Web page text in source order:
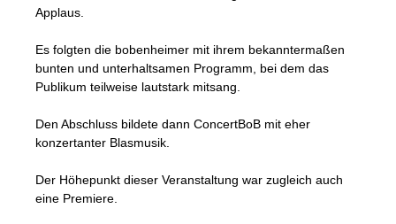
Applaus.
Es folgten die bobenheimer mit ihrem bekanntermaßen
bunten und unterhaltsamen Programm, bei dem das
Publikum teilweise lautstark mitsang.
Den Abschluss bildete dann ConcertBoB mit eher
konzertanter Blasmusik.
Der Höhepunkt dieser Veranstaltung war zugleich auch
eine Premiere.